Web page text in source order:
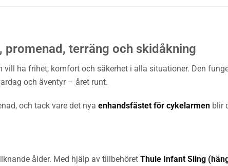
terräng och skidåkning
ha frihet, komfort och säkerhet i alla situationer. Den
och äventyr – året runt.
och tack vare det nya enhandsfästet för cykelarmen blir
ålder. Med hjälp av tillbehöret Thule Infant Sling